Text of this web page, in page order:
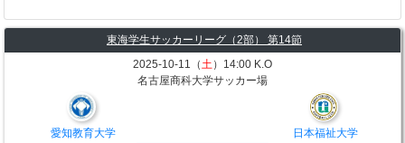
東海学生サッカーリーグ（2部） 第14節
2025-10-11（土）14:00 K.O
名古屋商科大学サッカー場
愛知教育大学 日本福祉大学